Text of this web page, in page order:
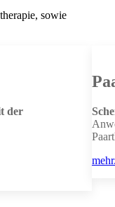
sowie
der